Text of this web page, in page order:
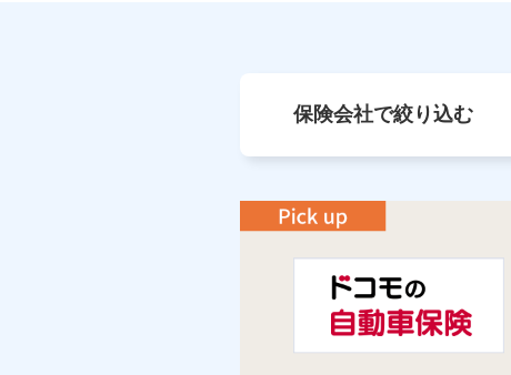
保険会社で絞り込む